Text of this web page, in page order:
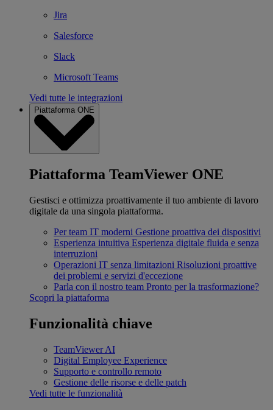
Jira
Salesforce
Slack
Microsoft Teams
Vedi tutte le integrazioni
Piattaforma ONE
Piattaforma TeamViewer ONE
Gestisci e ottimizza proattivamente il tuo ambiente di lavoro
digitale da una singola piattaforma.
Per team IT moderni Gestione proattiva dei dispositivi
Esperienza intuitiva Esperienza digitale fluida e senza
interruzioni
Operazioni IT senza limitazioni Risoluzioni proattive
dei problemi e servizi d'eccezione
Parla con il nostro team Pronto per la trasformazione?
Scopri la piattaforma
Funzionalità chiave
TeamViewer AI
Digital Employee Experience
Supporto e controllo remoto
Gestione delle risorse e delle patch
Vedi tutte le funzionalità